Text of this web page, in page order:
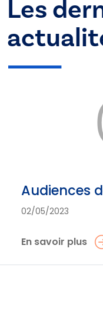
Les
Audiences
02/05/2023
En savoir plus